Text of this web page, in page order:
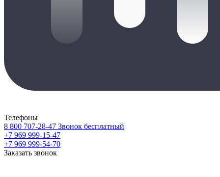
Телефоны
8 800 707-28-47 Звонок бесплатный
+7 969 999-15-47
+7 969 999-54-70
Заказать звонок